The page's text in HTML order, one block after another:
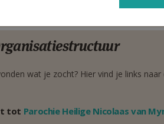
wat je zocht? Hier vind je links
tot Parochie Heilige Nicolaas van